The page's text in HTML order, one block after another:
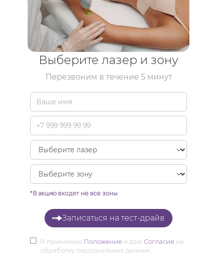
Выберите лазер и зону
Перезвоним в течение 5 минут
*В акцию входят не все зоны
Записаться на тест-драйв
Я принимаю Положение и даюСогласие на
обработку персональных данных.